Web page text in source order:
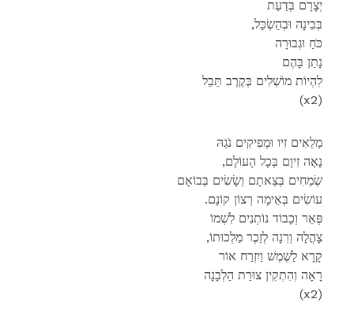
יְצָרָם בְּדַעַת
,בְּבִינָה וּבְהַשְׂכֵּל
כֹּחַ וּגְבוּרָה
נָתַן בָּהֶם
לִהְיוֹת מוֹשְׁלִים בְּקֶרֶב תֵּבֵל
(x2)
מְלֵאִים זִיו וּמְפִיקִים נֹגַהּ
,נָאֶה זִיוָם בְּכָל הָעוֹלָם
שְׂמֵחִים בְּצֵאתָם וְשָׂשִׂים בְּבוֹאָם
.עוֹשִׂים בְּאֵימָה רְצוֹן קוֹנָם
פְּאֵר וְכָבוֹד נוֹתְנִים לִשְׁמוֹ
,צָהֳלָה וְרִנָה לְזֵכֶר מַלְכוּתוֹ
קָרָא לַשֶׁמֶשׁ וַיִזְרַח אוֹר
רָאָה וְהִתְקִין צוּרַת הַלְבָנָה
(x2)